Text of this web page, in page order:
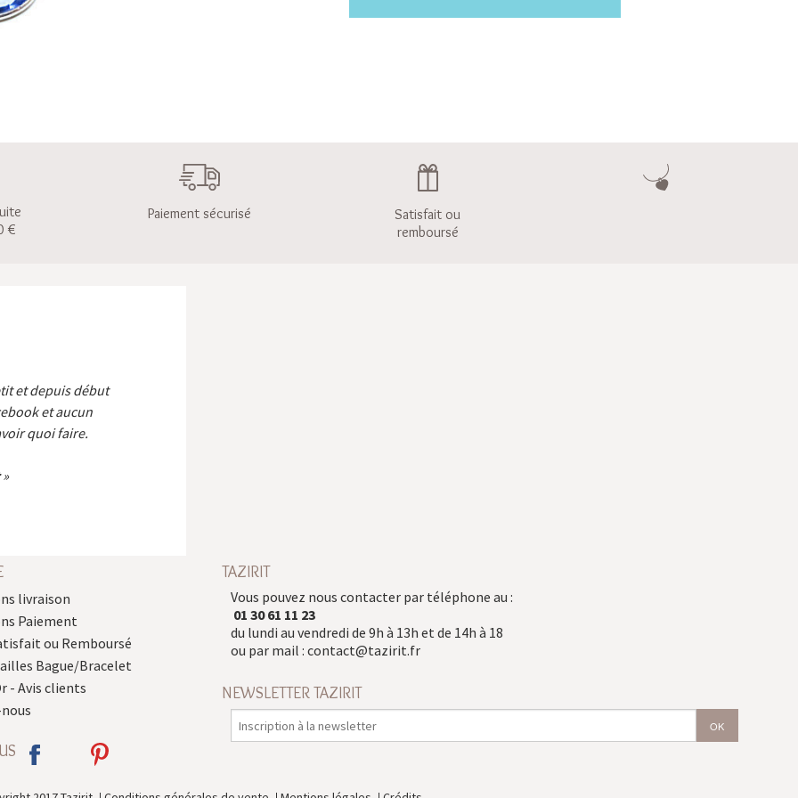
€
Paiement sécurisé
Satisfait ou
remboursé
et depuis début
et aucun
quoi faire.
livraison
Paiement
ou Remboursé
Bague/Bracelet
- Avis clients
TAZIRIT
Vous pouvez nous contacter par téléphone au :
01 30 61 11 23
du lundi au vendredi de 9h à 13h et de 14h à 18
ou par mail : contact@tazirit.fr
NEWSLETTER TAZIRIT